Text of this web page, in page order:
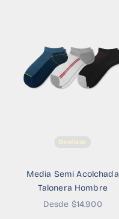
Deslizar
Media Semi Acolchada
Talonera Hombre
Precio de oferta
Desde $14.900